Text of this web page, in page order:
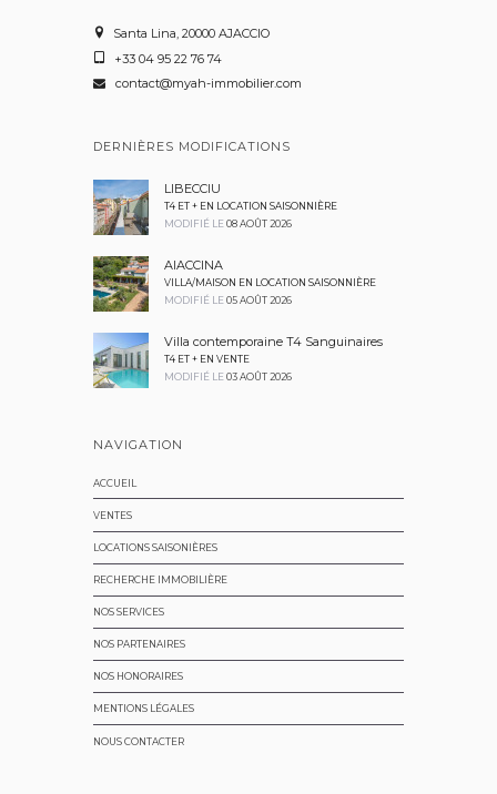
Santa Lina, 20000 AJACCIO
+33 04 95 22 76 74
contact@myah-immobilier.com
DERNIÈRES MODIFICATIONS
LIBECCIU
T4 ET + EN LOCATION SAISONNIÈRE
MODIFIÉ LE 08 AOÛT 2026
AIACCINA
VILLA/MAISON EN LOCATION SAISONNIÈRE
MODIFIÉ LE 05 AOÛT 2026
Villa contemporaine T4 Sanguinaires
T4 ET + EN VENTE
MODIFIÉ LE 03 AOÛT 2026
NAVIGATION
ACCUEIL
VENTES
LOCATIONS SAISONIÈRES
RECHERCHE IMMOBILIÈRE
NOS SERVICES
NOS PARTENAIRES
NOS HONORAIRES
MENTIONS LÉGALES
NOUS CONTACTER